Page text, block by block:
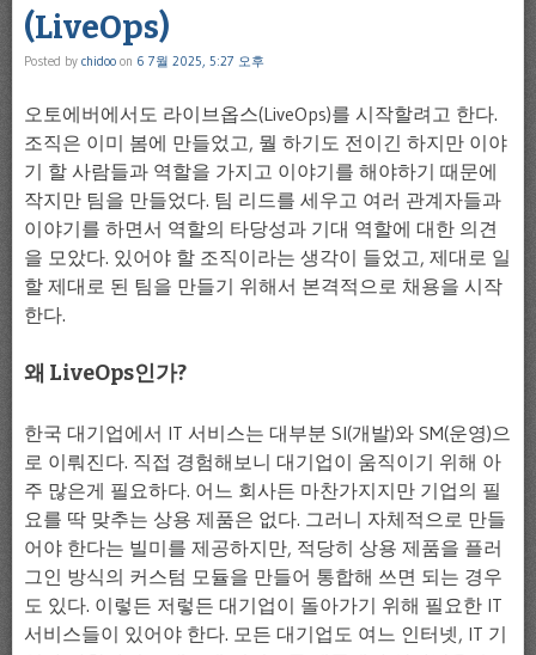
(LiveOps)
Posted by chidoo on 6 7월 2025, 5:27 오후
오토에버에서도 라이브옵스(LiveOps)를 시작할려고 한다.
조직은 이미 봄에 만들었고, 뭘 하기도 전이긴 하지만 이야
기 할 사람들과 역할을 가지고 이야기를 해야하기 때문에
작지만 팀을 만들었다. 팀 리드를 세우고 여러 관계자들과
이야기를 하면서 역할의 타당성과 기대 역할에 대한 의견
을 모았다. 있어야 할 조직이라는 생각이 들었고, 제대로 일
할 제대로 된 팀을 만들기 위해서 본격적으로 채용을 시작
한다.
왜 LiveOps인가?
한국 대기업에서 IT 서비스는 대부분 SI(개발)와 SM(운영)으
로 이뤄진다. 직접 경험해보니 대기업이 움직이기 위해 아
주 많은게 필요하다. 어느 회사든 마찬가지지만 기업의 필
요를 딱 맞추는 상용 제품은 없다. 그러니 자체적으로 만들
어야 한다는 빌미를 제공하지만, 적당히 상용 제품을 플러
그인 방식의 커스텀 모듈을 만들어 통합해 쓰면 되는 경우
도 있다. 이렇든 저렇든 대기업이 돌아가기 위해 필요한 IT
서비스들이 있어야 한다. 모든 대기업도 여느 인터넷, IT 기